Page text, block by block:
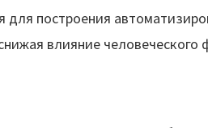
для построения
влияние человеческого